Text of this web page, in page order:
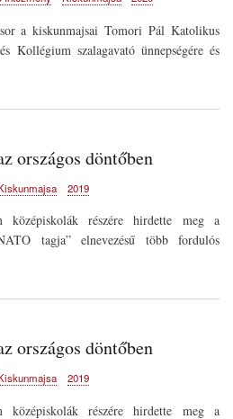
a kiskunmajsai Tomori Pál Katolikus
Kollégium szalagavató ünnepségére és
országos döntőben
2019
középiskolák részére hirdette meg a
tagja” elnevezésű több fordulós
országos döntőben
2019
középiskolák részére hirdette meg a